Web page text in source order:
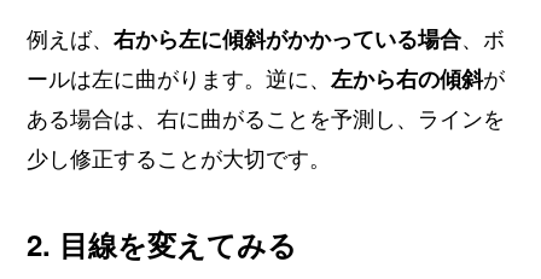
例えば、右から左に傾斜がかかっている場合、ボ
ールは左に曲がります。逆に、左から右の傾斜が
ある場合は、右に曲がることを予測し、ラインを
少し修正することが大切です。
2. 目線を変えてみる